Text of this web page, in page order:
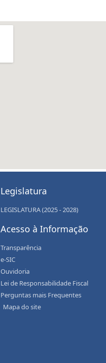
Legislatura
LEGISLATURA (2025 - 2028)
Acesso à Informação
Transparência
e-SIC
Ouvidoria
Lei de Responsabilidade Fiscal
Perguntas mais Frequentes
Mapa do site